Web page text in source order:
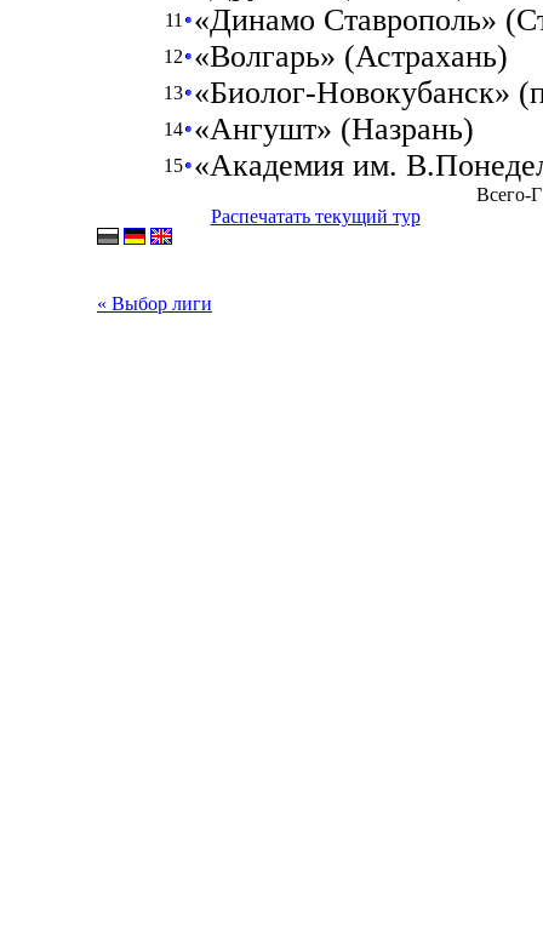
11 «Динамо Ставрополь»
12 «Волгарь» (Астрахань)
13 «Биолог-Новокубанск»
14 «Ангушт» (Назрань)
15 «Академия им.
Распечатать текущий тур
« Выбор лиги